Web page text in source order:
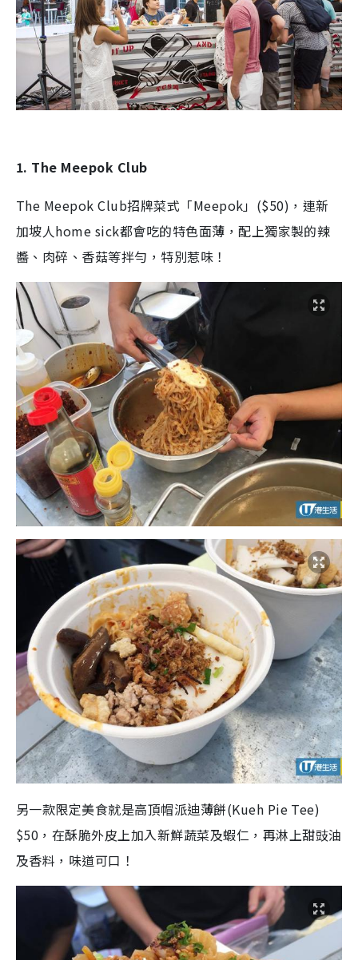
1. The Meepok Club
The Meepok Club招牌菜式「Meepok」($50)，連新
加坡人home sick都會吃的特色面薄，配上獨家製的辣
醬、肉碎、香菇等拌勻，特別惹味！
另一款限定美食就是高頂帽派迪薄餅(Kueh Pie Tee)
$50，在酥脆外皮上加入新鮮蔬菜及蝦仁，再淋上甜豉油
及香料，味道可口！